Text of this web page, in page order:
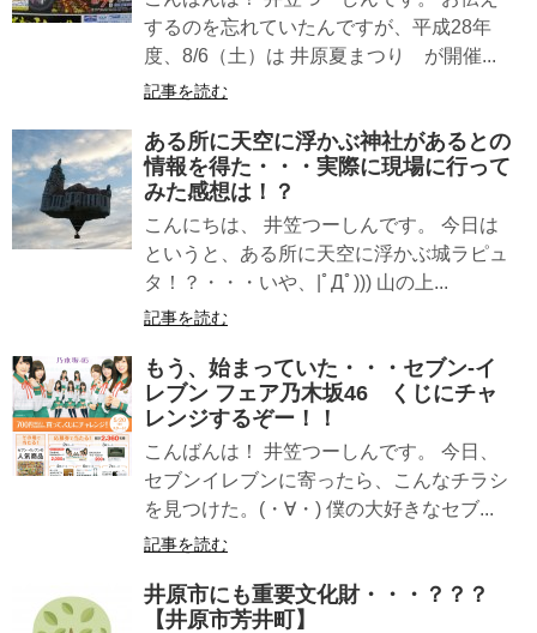
するのを忘れていたんですが、平成28年
度、8/6（土）は 井原夏まつり が開催...
記事を読む
ある所に天空に浮かぶ神社があるとの
情報を得た・・・実際に現場に行って
みた感想は！？
こんにちは、 井笠つーしんです。 今日は
というと、ある所に天空に浮かぶ城ラピュ
タ！？・・・いや、|ﾟДﾟ))) 山の上...
記事を読む
もう、始まっていた・・・セブン-イ
レブン フェア乃木坂46 くじにチャ
レンジするぞー！！
こんばんは！ 井笠つーしんです。 今日、
セブンイレブンに寄ったら、こんなチラシ
を見つけた。(・∀・) 僕の大好きなセブ...
記事を読む
井原市にも重要文化財・・・？？？
【井原市芳井町】